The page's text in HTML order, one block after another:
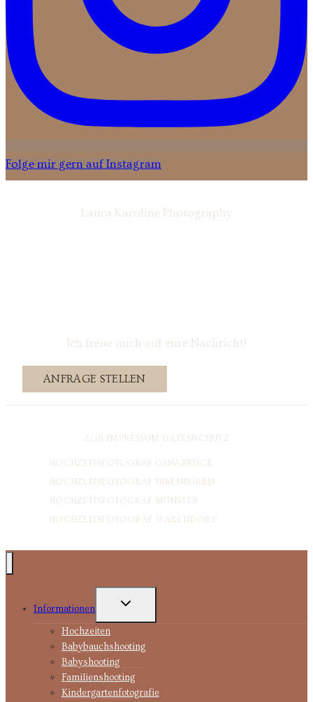
Folge mir gern auf Instagram
Laura Karoline Photography
Ich freue mich auf eure Nachricht!
ANFRAGE STELLEN
AGB IMPRESSUM DATENSCHUTZ
HOCHZEITSFOTOGRAF OSNABRÜCK
HOCHZEITSFOTOGRAF IBBENBÜREN
HOCHZEITSFOTOGRAF MÜNSTER
HOCHZEITSFOTOGRAF WARENDORF
Informationen
UNTERMENÜ
Hochzeiten
Babybauchshooting
Babyshooting
Familienshooting
Kindergartenfotografie